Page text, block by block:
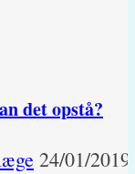
det opstå?
24/01/2019